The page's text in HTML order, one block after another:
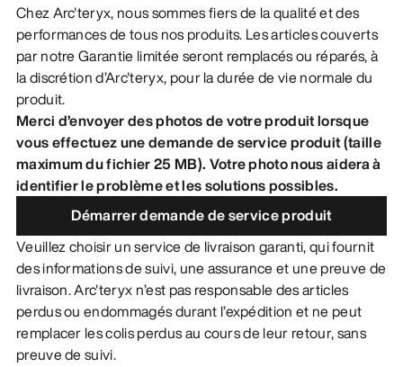
CHAUSSURES
ÉQUIPEMENT
VEILANCE
DÉCOUVRIR
Chez Arc'teryx, nous sommes fiers de la qualité et des
performances de tous nos produits. Les articles couverts
par notre Garantie limitée seront remplacés ou réparés, à
la discrétion d’Arc'teryx, pour la durée de vie normale du
produit.
Merci d’envoyer des photos de votre produit lorsque
vous effectuez une demande de service produit (taille
maximum du fichier 25 MB). Votre photo nous aidera à
identifier le problème et les solutions possibles.
Démarrer demande de service produit
Veuillez choisir un service de livraison garanti, qui fournit
des informations de suivi, une assurance et une preuve de
livraison. Arc'teryx n’est pas responsable des articles
perdus ou endommagés durant l’expédition et ne peut
remplacer les colis perdus au cours de leur retour, sans
preuve de suivi.